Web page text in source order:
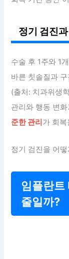
정기 검진
수술 후 1주와 1
바른 칫솔질과
(출처: 치과위생
관리와 행동 변
준한 관리가 회
정기 검진을 어
임플란트
줄일까?